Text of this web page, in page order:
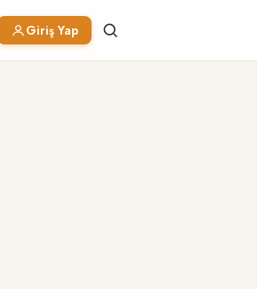
Giriş Yap